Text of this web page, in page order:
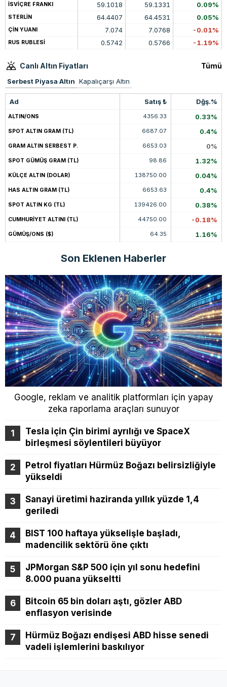
İSVİÇRE FRANKI 59.1018 59.1331 0.09%
STERLİN 64.4407 64.4531 0.05%
ÇİN YUANI 7.074 7.0768 -0.01%
RUS RUBLESİ 0.5742 0.5766 -1.19%
Canlı Altın Fiyatları Tümü
Serbest Piyasa Altın Kapalıçarşı Altın
Ad Satış ₺ Dğş.%
ALTIN/ONS 4356.33 0.33%
SPOT ALTIN GRAM (TL) 6687.07 0.4%
GRAM ALTIN SERBEST P. 6653.03 0%
SPOT GÜMÜŞ GRAM (TL) 98.86 1.32%
KÜLÇE ALTIN (DOLAR) 138750.00 0.04%
HAS ALTIN GRAM (TL) 6653.63 0.4%
SPOT ALTIN KG (TL) 139426.00 0.38%
CUMHURİYET ALTINI (TL) 44750.00 -0.18%
GÜMÜŞ/ONS ($) 64.35 1.16%
Son Eklenen Haberler
Google, reklam ve analitik platformları için yapay
zeka raporlama araçları sunuyor
Tesla için Çin birimi ayrılığı ve SpaceX
birleşmesi söylentileri büyüyor
Petrol fiyatları Hürmüz Boğazı belirsizliğiyle
yükseldi
Sanayi üretimi haziranda yıllık yüzde 1,4
geriledi
BIST 100 haftaya yükselişle başladı,
madencilik sektörü öne çıktı
JPMorgan S&P 500 için yıl sonu hedefini
8.000 puana yükseltti
Bitcoin 65 bin doları aştı, gözler ABD
enflasyon verisinde
Hürmüz Boğazı endişesi ABD hisse senedi
vadeli işlemlerini baskılıyor